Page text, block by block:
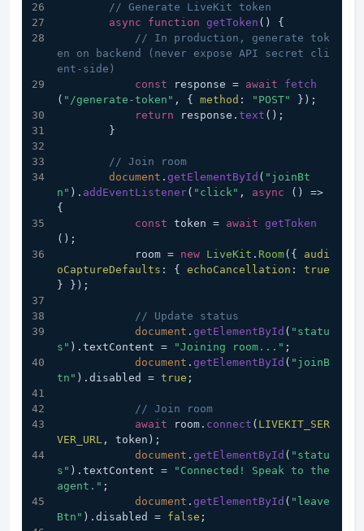
// Generate LiveKit token
async
function getToken ( ) {
// In production, generate tok
en on backend (never expose API secret cli
ent-side)
const response = await
fetch
( "/generate-token" , { method : "POST"
});
return response. text ();
        }
// Join room
document . getElementById ( "joinBt
n" ). addEventListener( "click" , async () =>
{
const token = await getToken
();
            room =
new LiveKit . Room({ audi
oCaptureDefaults : { echoCancellation : true
} });
// Update status
document . getElementById ( "statu
s" ). textContent = "Joining room..." ;
document . getElementById ( "joinB
tn" ). disabled = true ;
// Join room
await room. connect ( LIVEKIT_SER
VER_URL , token);
document . getElementById ( "statu
s" ). textContent =
"Connected! Speak to the
agent." ;
document . getElementById ( "leave
Btn" ). disabled = false ;